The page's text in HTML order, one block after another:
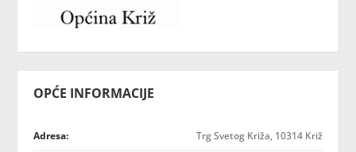
OPĆE INFORMACIJE
Adresa: Trg Svetog Križa, 10314 Križ